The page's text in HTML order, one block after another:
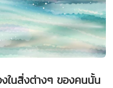
ในสิ่งต่างๆ ของคนนั้น